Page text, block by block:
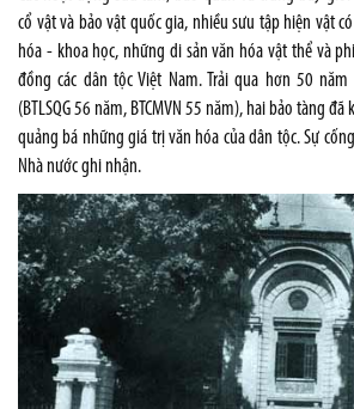
cổ vật và bảo vật quốc gia, nhiều sưu tập hiện vật
hóa - khoa học, những di sản văn hóa vật thể và
đồng các dân tộc Việt Nam. Trải qua hơn 50
(BTLSQG 56 năm, BTCMVN 55 năm), hai bảo tàng
quảng bá những giá trị văn hóa của dân tộc. Sự
Nhà nước ghi nhận.